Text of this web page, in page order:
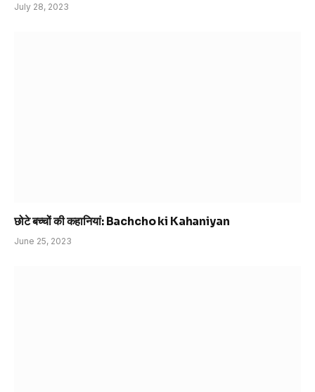
July 28, 2023
छोटे बच्चों की कहानियां: Bachcho ki Kahaniyan
June 25, 2023